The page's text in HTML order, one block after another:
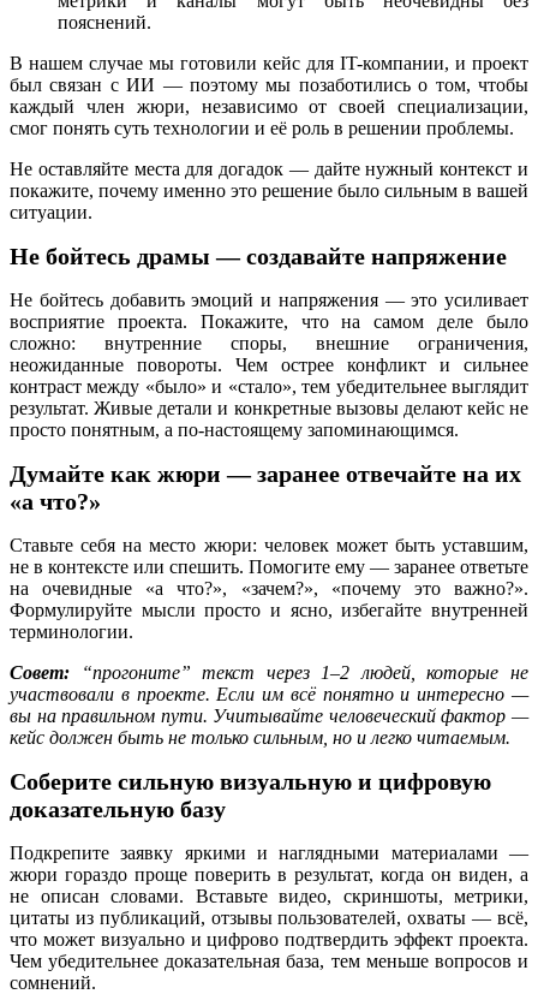
пояснений.
В нашем случае мы готовили кейс для IT-компании, и проект
был связан с ИИ — поэтому мы позаботились о том, чтобы
каждый член жюри, независимо от своей специализации,
смог понять суть технологии и её роль в решении проблемы.
Не оставляйте места для догадок — дайте нужный контекст и
покажите, почему именно это решение было сильным в вашей
ситуации.
Не бойтесь драмы — создавайте напряжение
Не бойтесь добавить эмоций и напряжения — это усиливает
восприятие проекта. Покажите, что на самом деле было
сложно: внутренние споры, внешние ограничения,
неожиданные повороты. Чем острее конфликт и сильнее
контраст между «было» и «стало», тем убедительнее выглядит
результат. Живые детали и конкретные вызовы делают кейс не
просто понятным, а по-настоящему запоминающимся.
Думайте как жюри — заранее отвечайте на их
«а что?»
Ставьте себя на место жюри: человек может быть уставшим,
не в контексте или спешить. Помогите ему — заранее ответьте
на очевидные «а что?», «зачем?», «почему это важно?».
Формулируйте мысли просто и ясно, избегайте внутренней
терминологии.
Совет: “прогоните” текст через 1–2 людей, которые не
участвовали в проекте. Если им всё понятно и интересно —
вы на правильном пути. Учитывайте человеческий фактор —
кейс должен быть не только сильным, но и легко читаемым.
Соберите сильную визуальную и цифровую
доказательную базу
Подкрепите заявку яркими и наглядными материалами —
жюри гораздо проще поверить в результат, когда он виден, а
не описан словами. Вставьте видео, скриншоты, метрики,
цитаты из публикаций, отзывы пользователей, охваты — всё,
что может визуально и цифрово подтвердить эффект проекта.
Чем убедительнее доказательная база, тем меньше вопросов и
сомнений.